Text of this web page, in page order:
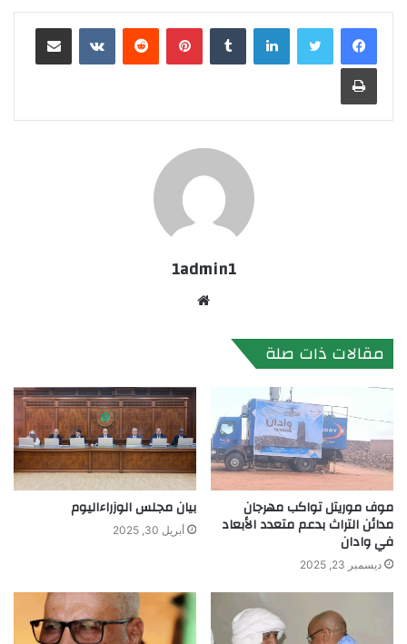
لينكدإن بينتيريست مشاركة عبر البريد
طباعة
1admin1
مقالات ذات صلة
موف موريتل تواكب مهرجان
مدائن التراث بدعم متعدد الأبعاد
في وادان
ديسمبر 23, 2025
بيان مجلس الوزراءاليوم
أبريل 30, 2025